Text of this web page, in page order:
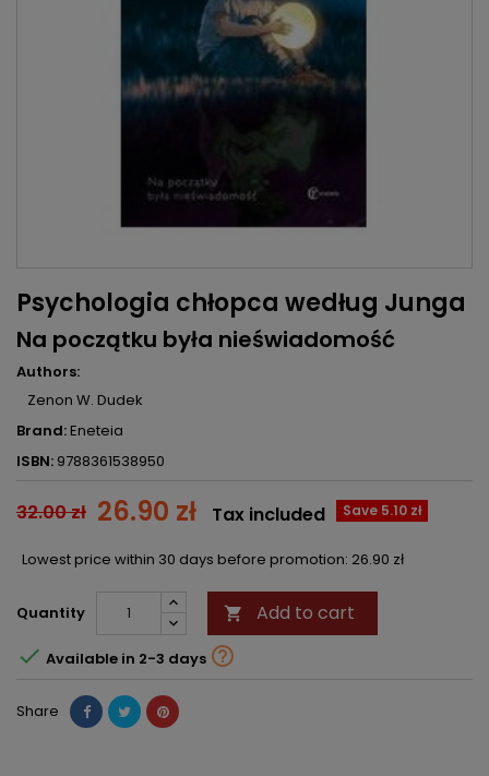
Psychologia chłopca według Junga
Na początku była nieświadomość
Authors:
Zenon W. Dudek
Brand:Eneteia
ISBN: 9788361538950
32.00 zł 26.90 zł Save 5.10 zł
Tax included
Lowest price within 30 days before promotion: 26.90 zł
Quantity  Add to cart
 Available in 2-3 days 
Share